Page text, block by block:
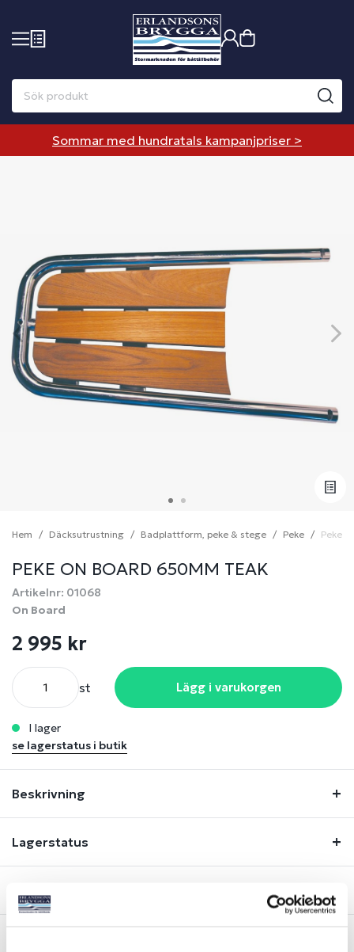
Sommar med hundratals kampanjpriser >
Hem Däcksutrustning Badplattform, peke & stege Peke Peke
PEKE ON BOARD 650MM TEAK
Artikelnr: 01068
On Board
2 995 kr
st Lägg i varukorgen
i lager
se lagerstatus i butik
Beskrivning
Lagerstatus